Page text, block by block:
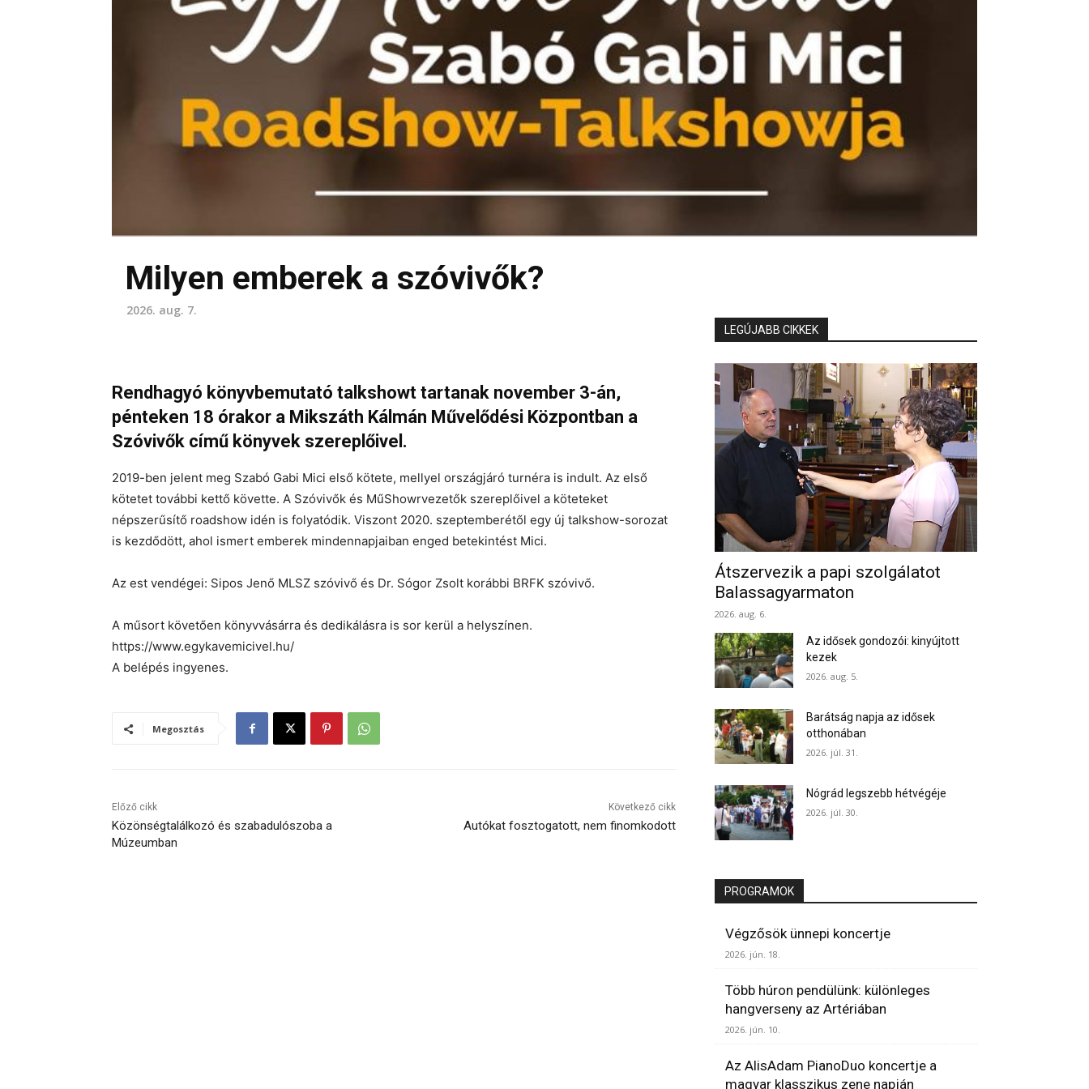
Milyen emberek a szóvivők?
2026. aug. 7.
Rendhagyó könyvbemutató talkshowt tartanak november 3-án,
pénteken 18 órakor a Mikszáth Kálmán Művelődési Központban a
Szóvivők című könyvek szereplőivel.
2019-ben jelent meg Szabó Gabi Mici első kötete, mellyel országjáró turnéra is indult. Az első
kötetet további kettő követte. A Szóvivők és MűShowrvezetők szereplőivel a köteteket
népszerűsítő roadshow idén is folyatódik. Viszont 2020. szeptemberétől egy új talkshow-sorozat
is kezdődött, ahol ismert emberek mindennapjaiban enged betekintést Mici.
Az est vendégei: Sipos Jenő MLSZ szóvivő és Dr. Sógor Zsolt korábbi BRFK szóvivő.
A műsort követően könyvvásárra és dedikálásra is sor kerül a helyszínen.
https://www.egykavemicivel.hu/
A belépés ingyenes.
Megosztás
Előző cikk
Közönségtalálkozó és szabadulószoba a
Múzeumban
Következő cikk
Autókat fosztogatott, nem finomkodott
LEGÚJABB CIKKEK
Átszervezik a papi szolgálatot
Balassagyarmaton
2026. aug. 6.
Az idősek gondozói: kinyújtott
kezek
2026. aug. 5.
Barátság napja az idősek
otthonában
2026. júl. 31.
Nógrád legszebb hétvégéje
2026. júl. 30.
PROGRAMOK
Végzősök ünnepi koncertje
2026. jún. 18.
Több húron pendülünk: különleges
hangverseny az Artériában
2026. jún. 10.
Az AlisAdam PianoDuo koncertje a
magyar klasszikus zene napján